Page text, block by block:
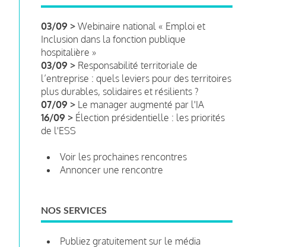
03/09 > Webinaire national « Emploi et
Inclusion dans la fonction publique
hospitalière »
03/09 > Responsabilité territoriale de
l’entreprise : quels leviers pour des territoires
plus durables, solidaires et résilients ?
07/09 > Le manager augmenté par l'IA
16/09 > Élection présidentielle : les priorités
de l'ESS
Voir les prochaines rencontres
Annoncer une rencontre
NOS SERVICES
Publiez gratuitement sur le média